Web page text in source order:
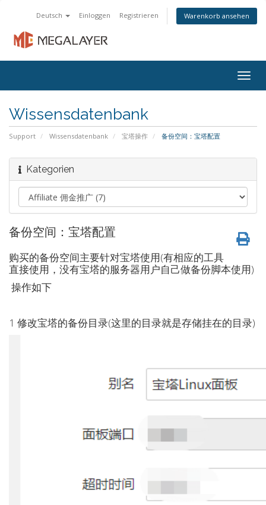
Deutsch Einloggen Registrieren Warenkorb ansehen
Wissensdatenbank
Support Wissensdatenbank 宝塔操作 备份空间：宝塔配置
Kategorien
备份空间：宝塔配置
购买的备份空间主要针对宝塔使用(有相应的工具
直接使用，没有宝塔的服务器用户自己做备份脚本使用)
操作如下
1 修改宝塔的备份目录(这里的目录就是存储挂在的目录)